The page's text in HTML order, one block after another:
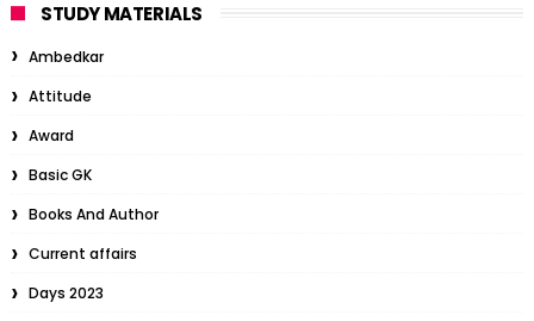
STUDY MATERIALS
Ambedkar
Attitude
Award
Basic GK
Books And Author
Current affairs
Days 2023